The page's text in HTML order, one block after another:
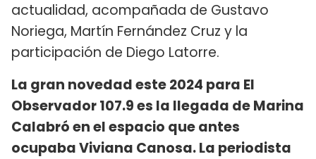
actualidad, acompañada de Gustavo
Noriega, Martín Fernández Cruz y la
participación de Diego Latorre.
La gran novedad este 2024 para El
Observador 107.9 es la llegada de Marina
Calabró en el espacio que antes
ocupaba Viviana Canosa. La periodista